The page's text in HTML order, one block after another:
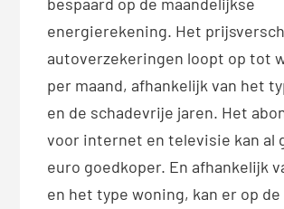
energierekening. Het
autoverzekeringen loopt op tot
per maand, afhankelijk van het
en de schadevrije jaren. Het
voor internet en televisie kan al
euro goedkoper. En afhankelijk
en het type woning, kan er op de